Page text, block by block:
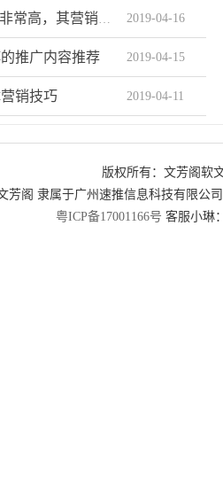
微博和小红书的“含烟量”非常高，其营销目标是针对女性和青年。 2019-04-16
推广内容推荐 2019-04-15
销技巧 2019-04-11
2019-04-08
为什么拥有QQ资源的腾讯微博输给了新浪微博 2019-04-07
版权所有：文芳阁软
芳阁 隶属于广州速推信息科技有限公
粤ICP备17001166号 客服小琳